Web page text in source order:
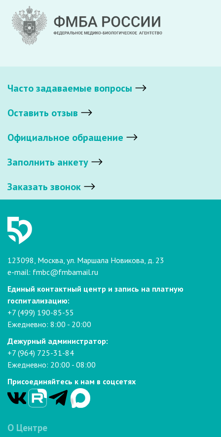
Часто задаваемые вопросы
Оставить отзыв
Официальное обращение
Заполнить анкету
Заказать звонок
123098, Москва, ул. Маршала Новикова, д. 23
e-mail: fmbc@fmbamail.ru
Единый контактный центр и запись на платную
госпитализацию:
+7 (499) 190-85-55
Ежедневно: 8:00 - 20:00
Дежурный администратор:
+7 (964) 725-31-84
Ежедневно: 20:00 - 08:00
Присоединяйтесь к нам в соцсетях
О Центре